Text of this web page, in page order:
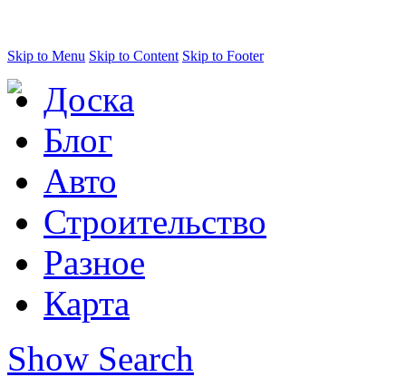
Skip to Menu Skip to Content Skip to Footer
Доска
Блог
Авто
Строительство
Разное
Карта
Show Search